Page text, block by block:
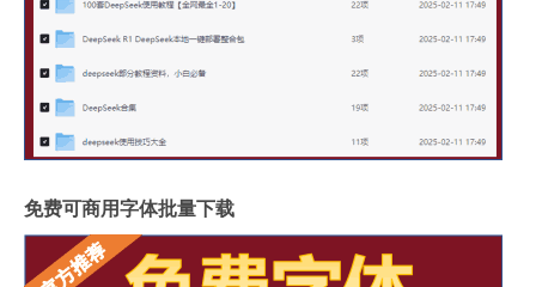
免费可商用字体批量下载